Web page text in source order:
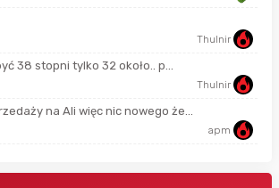
Thulnir
38 stopni tylko 32 około.. p...
Thulnir
na Ali więc nic nowego że...
apm